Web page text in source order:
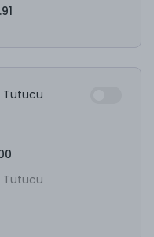
Tutucu
Tutucu